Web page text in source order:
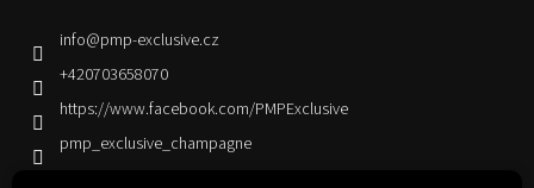
info@pmp-exclusive.cz
+420703658070
https://www.facebook.com/PMPExclusive
pmp_exclusive_champagne